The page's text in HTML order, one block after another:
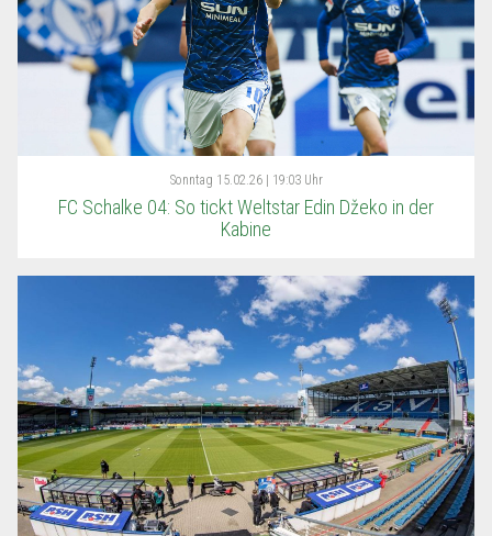
Sonntag 15.02.26 | 19:03 Uhr
FC Schalke 04: So tickt Weltstar Edin Džeko in der
Kabine